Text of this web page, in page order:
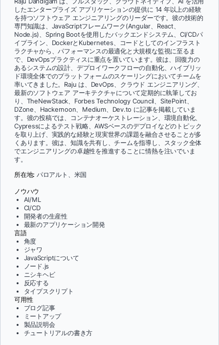
サインイン
したエンタープライズ アプリケーションの提供に 14 年以上の経験
を持つソフトウェア エンジニアリングのリーダーです。彼の技術的
専門知識は、JavaScriptフレームワーク(Angular、React、
Node.js)、Spring Bootを使用したバックエンドシステム、CI/CDパ
イプライン、DockerとKubernetes、コードとしてのインフラスト
ラクチャから、パフォーマンスの最適化と大規模な監視に至るま
で、DevOpsプラクティスに重点を置いています。彼は、回復力の
あるシステムの設計、デプロイワークフローの自動化、ハイブリッ
ド環境全体でのプラットフォームのスケーリングにおいてチームを
率いてきました。Raju は、DevOps、クラウド エンジニアリング、
最新のソフトウェア アーキテクチャについて定期的に執筆してお
り、TheNewStack、Forbes Technology Council、SitePoint、
DZone、Hackernoon、Medium、Dev.to に記事を掲載していま
す。彼の投稿では、コンテナオーケストレーション、環境自動化、
Cypressによるテスト戦略、AWSベースのデプロイなどのトピック
を取り上げ、実践的な経験と現実世界の課題を融合させることが多
くあります。彼は、知識を共有し、チームを指導し、スタック全体
でエンジニアリングの卓越性を推進することに情熱を注いでいま
す。
所在地: パロアルト、米国
ノウハウ
AI/ML
CI/CD
開発者の生産性
最新のアプリケーション開発
言語
角度
ジャワ
JavaScriptについて
ノード.js
ニシキヘビ
反応する
タイプスクリプト
可用性
ブログ記事
ミートアップ
製品説明会
チュートリアルの書き方